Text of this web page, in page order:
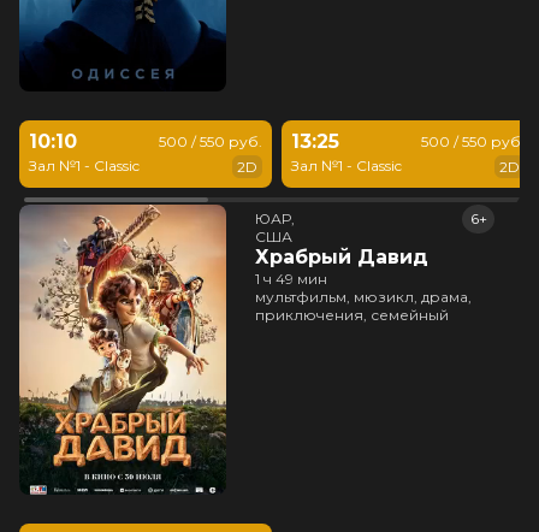
10:10
Зал №1 - Classic
500 / 550 руб.
2D
13:25
Зал №1 - Classic
500 / 550 руб.
2D
ЮАР,
США
Храбрый Давид
6+
1 ч 49 мин
мультфильм, мюзикл, драма,
приключения, семейный